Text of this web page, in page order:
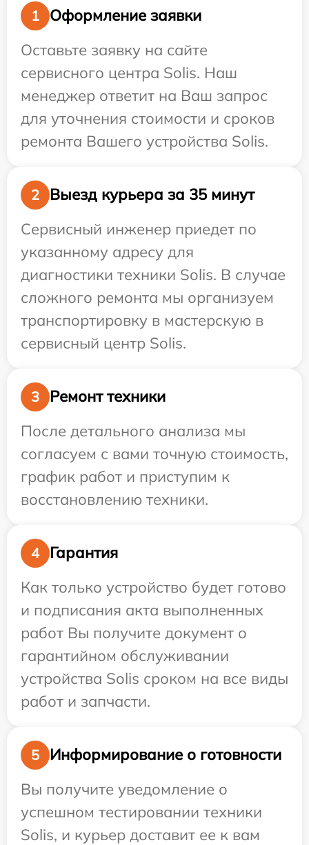
1
Оформление заявки
Оставьте заявку на сайте
сервисного центра Solis. Наш
менеджер ответит на Ваш запрос
для уточнения стоимости и сроков
ремонта Вашего устройства Solis.
2
Выезд курьера за 35 минут
Сервисный инженер приедет по
указанному адресу для
диагностики техники Solis. В случае
сложного ремонта мы организуем
транспортировку в мастерскую в
сервисный центр Solis.
3
Ремонт техники
После детального анализа мы
согласуем с вами точную стоимость,
график работ и приступим к
восстановлению техники.
4
Гарантия
Как только устройство будет готово
и подписания акта выполненных
работ Вы получите документ о
гарантийном обслуживании
устройства Solis сроком на все виды
работ и запчасти.
5
Информирование о готовности
Вы получите уведомление о
успешном тестировании техники
Solis, и курьер доставит ее к вам